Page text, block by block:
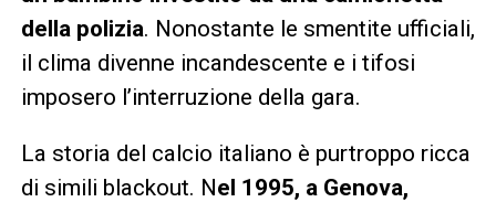
della polizia. Nonostante le smentite ufficiali,
il clima divenne incandescente e i tifosi
imposero l’interruzione della gara.
La storia del calcio italiano è purtroppo ricca
di simili blackout. Nel 1995, a Genova,